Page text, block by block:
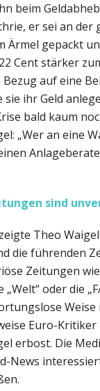
beim
er sei an der
Ärmel gepackt
Cent stärker
Bezug auf eine
ihr Geld
bald kaum
„Wer an eine
sind
Theo
die führenden
Zeitungen
„Welt“ oder die
Weise
Euro-
erbost. Die
News